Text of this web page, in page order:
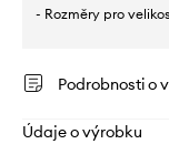
- Rozměry pro
Podrobnosti o
Údaje o výrobku